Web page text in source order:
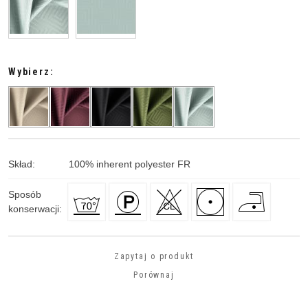
Wybierz:
Skład: 100% inherent polyester FR
Sposób
konserwacji:
Zapytaj o produkt
Porównaj